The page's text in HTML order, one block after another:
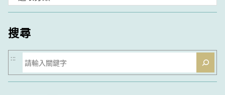
類
搜尋
搜
尋
:::